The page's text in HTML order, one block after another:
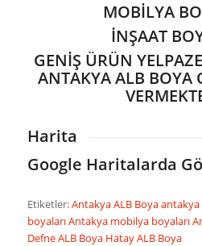
MOBİLYA
İNŞAAT
GENİŞ ÜRÜN
ANTAKYA ALB BOYA
Harita
Google Haritalarda
Etiketler:Antakya ALB Boya
boyalarıAntakya mobilya boyaları
Defne ALB Boya Hatay ALB Boya